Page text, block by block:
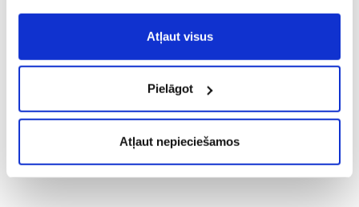
noteikumiem(saīsināti - VVLN).
Atļaut visus
Pielāgot
Atļaut nepieciešamos